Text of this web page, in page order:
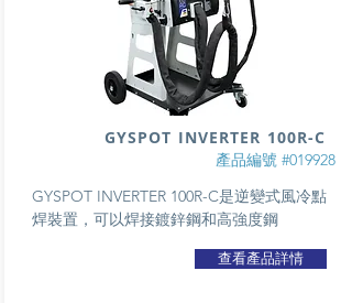
產品編號 #019928
GYSPOT INVERTER 100R-C是逆變式風冷點
焊裝置，可以焊接鍍鋅鋼和高強度鋼
GYSPOT INVERTER 100R-C
查看產品詳情